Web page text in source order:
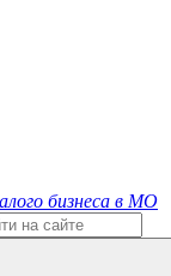
бизнеса в МО